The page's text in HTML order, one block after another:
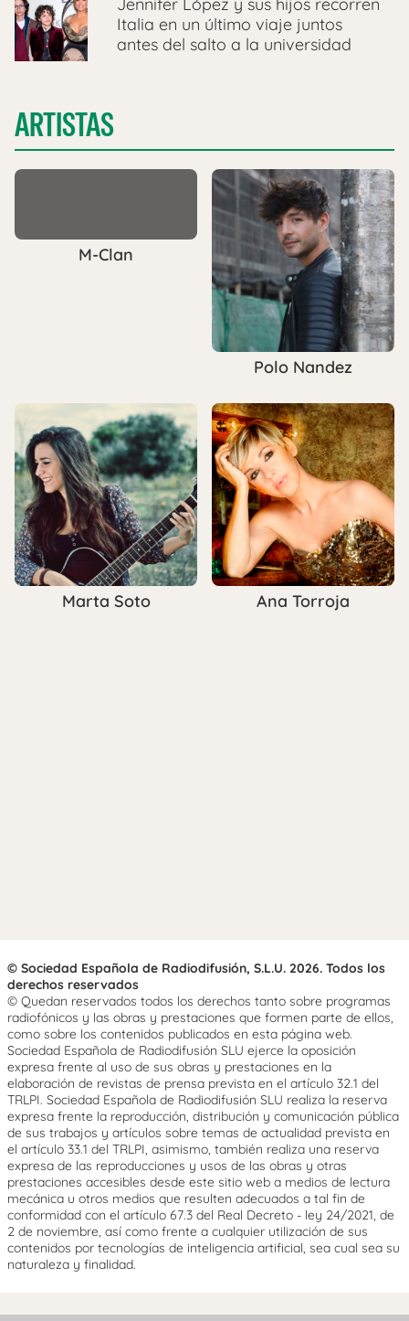
Italia en un último viaje juntos
antes del salto a la universidad
ARTISTAS
M-Clan
Polo Nandez
Marta Soto Ana Torroja
© Sociedad Española de Radiodifusión, S.L.U. 2026. Todos los
derechos reservados
© Quedan reservados todos los derechos tanto sobre programas
radiofónicos y las obras y prestaciones que formen parte de ellos,
como sobre los contenidos publicados en esta página web.
Sociedad Española de Radiodifusión SLU ejerce la oposición
expresa frente al uso de sus obras y prestaciones en la
elaboración de revistas de prensa prevista en el artículo 32.1 del
TRLPI. Sociedad Española de Radiodifusión SLU realiza la reserva
expresa frente la reproducción, distribución y comunicación pública
de sus trabajos y artículos sobre temas de actualidad prevista en
el artículo 33.1 del TRLPI, asimismo, también realiza una reserva
expresa de las reproducciones y usos de las obras y otras
prestaciones accesibles desde este sitio web a medios de lectura
mecánica u otros medios que resulten adecuados a tal fin de
conformidad con el artículo 67.3 del Real Decreto - ley 24/2021, de
2 de noviembre, así como frente a cualquier utilización de sus
contenidos por tecnologías de inteligencia artificial, sea cual sea su
naturaleza y finalidad.